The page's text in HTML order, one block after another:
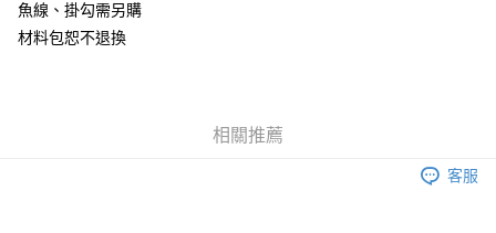
運送方式
魚線、掛勾需另購
材料包恕不退換
相關推薦
客服